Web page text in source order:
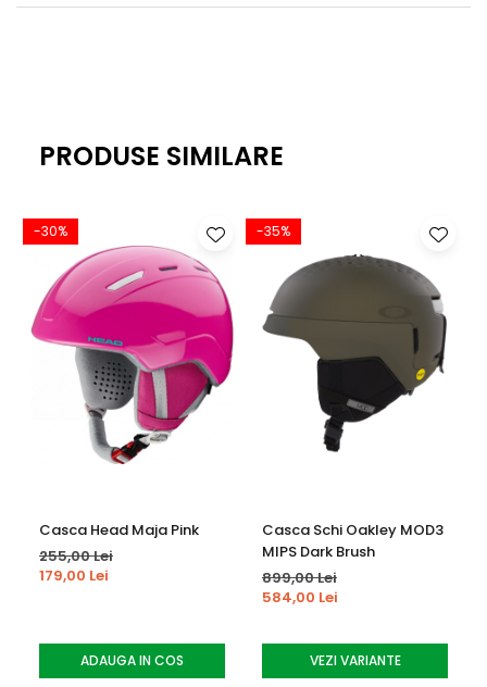
PRODUSE SIMILARE
-30%
Casca Head Maja Pink
255,00 Lei
179,00 Lei
ADAUGA IN COS
-35%
Casca Schi Oakley MOD3
MIPS Dark Brush
899,00 Lei
584,00 Lei
VEZI VARIANTE